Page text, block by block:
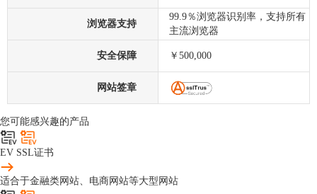
浏览器支持
99.9％浏览器识别率，支持所有
主流浏览器
安全保障 ￥500,000
网站签章
您可能感兴趣的产品
EV SSL证书
适合于金融类网站、电商网站等大型网站